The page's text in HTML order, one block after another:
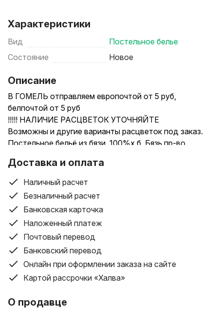
Характеристики
Вид
Постельное белье
Состояние
Новое
Описание
В ГОМЕЛЬ отправляем европочтой от 5 руб,
белпочтой от 5 руб
!!!!! НАЛИЧИЕ РАСЦВЕТОК УТОЧНЯЙТЕ
Возможны и другие варианты расцветок под заказ.
Постельное бельё из бязи, 100%х.б. Бязь пр-во
Постельное бельё из бязи, 100%х.б. Бязь пр-во
Барановичи
Имеются комплекты по разным ценам ( расцветки
уточняйте)
1.5 сп 72 р.
2.0сп 80р
Евро 87 р
Дуэт 105р
Простынь на резинке
от 80 до 90 - 35 руб
От 120 до 160 -46 руб
Можем изготовить любой размер который
Доставка и оплата
Наличный расчет
Безналичный расчет
Банковская карточка
Наложенный платеж
Почтовый перевод
Банковский перевод
Онлайн при оформлении заказа на сайте
Картой рассрочки «Халва»
О продавце